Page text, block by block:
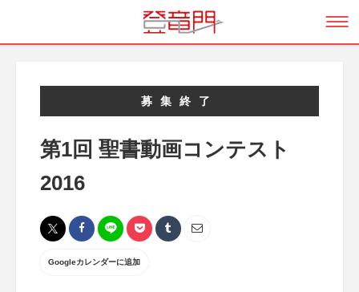
募集終了
第1回 聖書動画コンテスト
2016
Googleカレンダーに追加